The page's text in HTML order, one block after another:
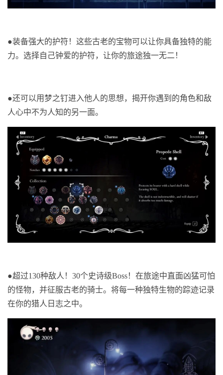
●装备强大的护符！这些古老的宝物可以让你具备独特的能
力。选择自己钟爱的护符，让你的旅途独一无二！
●还可以用梦之钉进入他人的思想，揭开你遇到的角色和敌
人心中不为人知的另一面。
●超过130种敌人！30个史诗级Boss！在旅途中直面凶猛可怕
的怪物，并征服古老的骑士。将每一种独特生物的踪迹记录
在你的猎人日志之中。